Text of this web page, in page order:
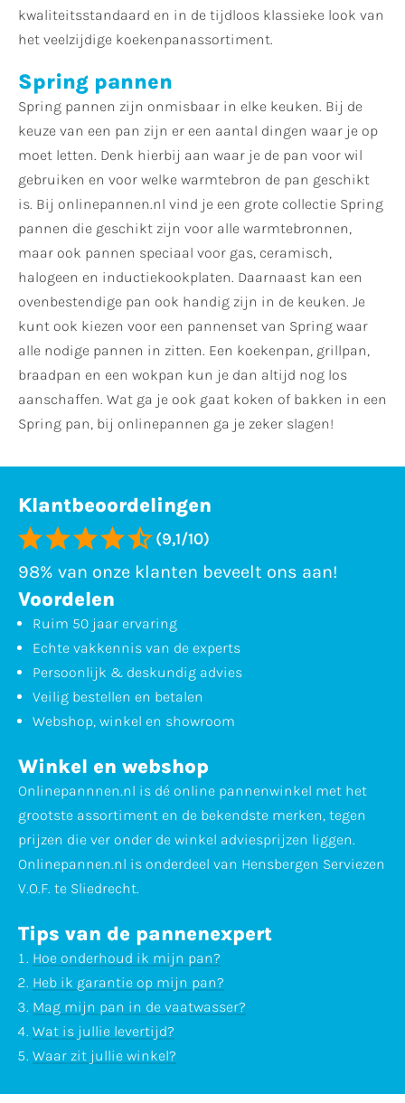
kwaliteitsstandaard en in de tijdloos klassieke look van
het veelzijdige koekenpanassortiment.
Spring pannen
Spring pannen zijn onmisbaar in elke keuken. Bij de
keuze van een pan zijn er een aantal dingen waar je op
moet letten. Denk hierbij aan waar je de pan voor wil
gebruiken en voor welke warmtebron de pan geschikt
is. Bij onlinepannen.nl vind je een grote collectie Spring
pannen die geschikt zijn voor alle warmtebronnen,
maar ook pannen speciaal voor gas, ceramisch,
halogeen en inductiekookplaten. Daarnaast kan een
ovenbestendige pan ook handig zijn in de keuken. Je
kunt ook kiezen voor een pannenset van Spring waar
alle nodige pannen in zitten. Een koekenpan, grillpan,
braadpan en een wokpan kun je dan altijd nog los
aanschaffen. Wat ga je ook gaat koken of bakken in een
Spring pan, bij onlinepannen ga je zeker slagen!
Klantbeoordelingen
(9,1/10)
98% van onze klanten beveelt ons aan!
Voordelen
Ruim 50 jaar ervaring
Echte vakkennis van de experts
Persoonlijk & deskundig advies
Veilig bestellen en betalen
Webshop, winkel en showroom
Winkel en webshop
Onlinepannnen.nl is dé online pannenwinkel met het
grootste assortiment en de bekendste merken, tegen
prijzen die ver onder de winkel adviesprijzen liggen.
Onlinepannen.nl is onderdeel van Hensbergen Serviezen
V.O.F. te Sliedrecht.
Tips van de pannenexpert
Hoe onderhoud ik mijn pan?
Heb ik garantie op mijn pan?
Mag mijn pan in de vaatwasser?
Wat is jullie levertijd?
Waar zit jullie winkel?